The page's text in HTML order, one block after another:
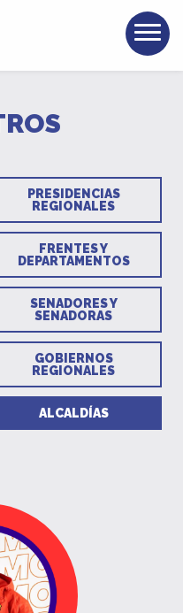
PRESIDENCIAS
REGIONALES
FRENTES Y
DEPARTAMENTOS
SENADORES Y
SENADORAS
GOBIERNOS
REGIONALES
ALCALDÍAS